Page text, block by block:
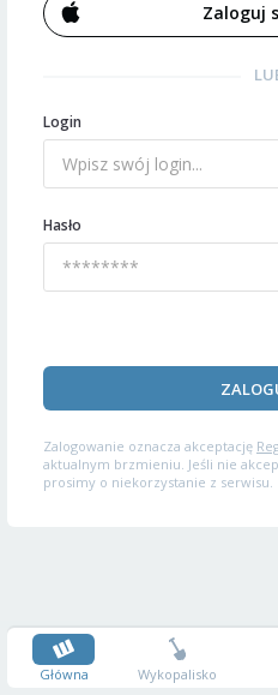
Zaloguj
Login
Hasło
Zalogowanie oznacza akceptację
aktualnym brzmieniu. Jeśli nie
prosimy o niekorzystanie z serwisu.
Główna Wykopalisko